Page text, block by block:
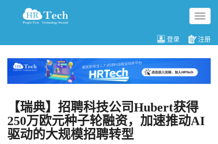
切
换
航
登录 注册
【瑞典】招聘科技公司Hubert获得
250万欧元种子轮融资，加速推动AI
驱动的大规模招聘转型